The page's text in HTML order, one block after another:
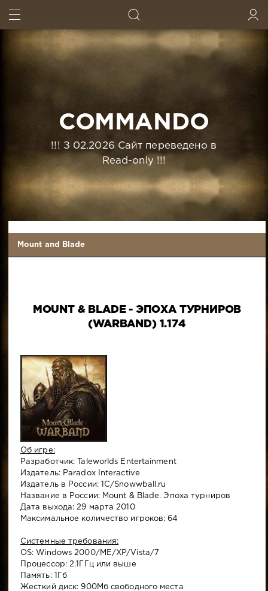
COMMANDO
!!! З 02.2026 Сайт переведено в
Read-only !!!
Mount and Blade
MOUNT & BLADE - ЭПОХА ТУРНИРОВ
(WARBAND) 1.174
Об игре:
Разработчик: Taleworlds Entertainment
Издатель: Paradox Interactive
Издатель в России: 1C/Snowwball.ru
Название в России: Mount & Blade. Эпоха турниров
Дата выхода: 29 марта 2010
Максимальное количество игроков: 64
Системные требования:
OS: Windows 2000/ME/XP/Vista/7
Процессор: 2.1ГГц или выше
Память: 1Гб
Жесткий диск: 900Мб свободного места